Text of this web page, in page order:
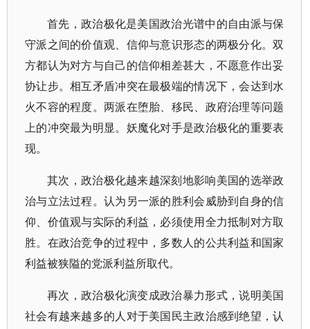
首先，政治极化是美国政治光谱中的自由派与保
守派之间的价值观、信仰与意识形态的两极分化。双
方都认为对方与自己的信仰相差甚大，不愿意作出妥
协让步。相互矛盾冲突在最极端的情况下，会达到水
火不容的程度。两派在堕胎、移民、政府治理等问题
上的冲突最为明显。妖魔化对手是政治极化的重要表
现。
其次，政治极化越来越深刻地影响美国的选举政
治与立法过程。认为另一派的胜利会威胁到自身的信
仰、价值观与实际的利益，必须使用全力抵制对方取
胜。在政治竞争的过程中，多数人的公共利益和国家
利益被狭隘的党派利益所取代。
再次，政治极化演变成政治暴力形式，说明美国
社会有越来越多的人对于美国民主政治感到绝望，认